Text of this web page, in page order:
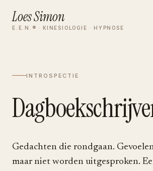
Loes Simon
E.E.N.® · KINESIOLOGIE · HYPNOSE
INTROSPECTIE
Gedachten die rondgaan.
maar niet worden uitgesproken.